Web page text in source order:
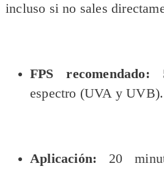
incluso si no sales
FPS recomendado:
espectro (UVA y UVB).
Aplicación: 20